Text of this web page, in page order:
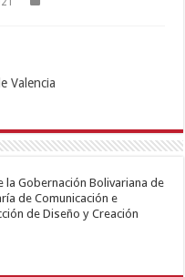
la Gobernación Bolivariana de
de Comunicación e
de Diseño y Creación